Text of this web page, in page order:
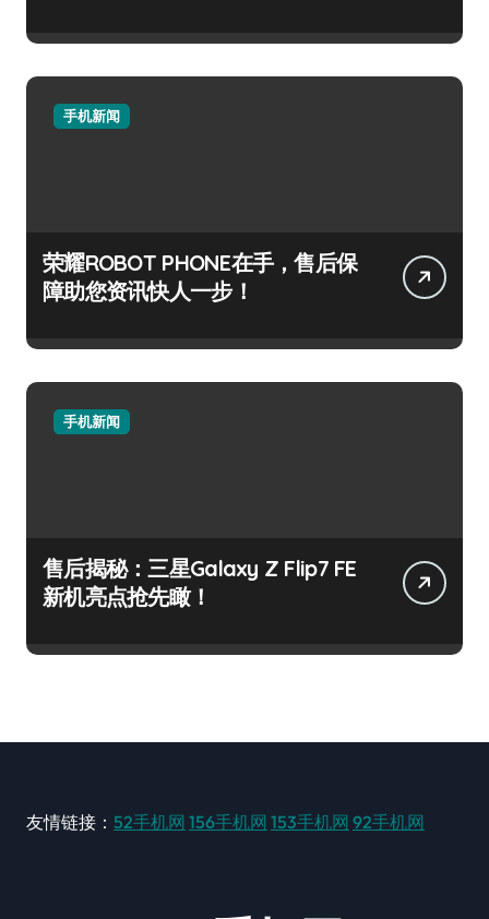
手机新闻
荣耀ROBOT PHONE在手，售后保
障助您资讯快人一步！
手机新闻
售后揭秘：三星Galaxy Z Flip7 FE
新机亮点抢先瞰！
友情链接： 52手机网 156手机网 153手机网 92手机网